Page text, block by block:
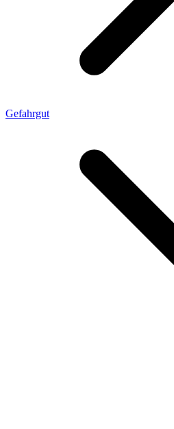
Gefahrgut